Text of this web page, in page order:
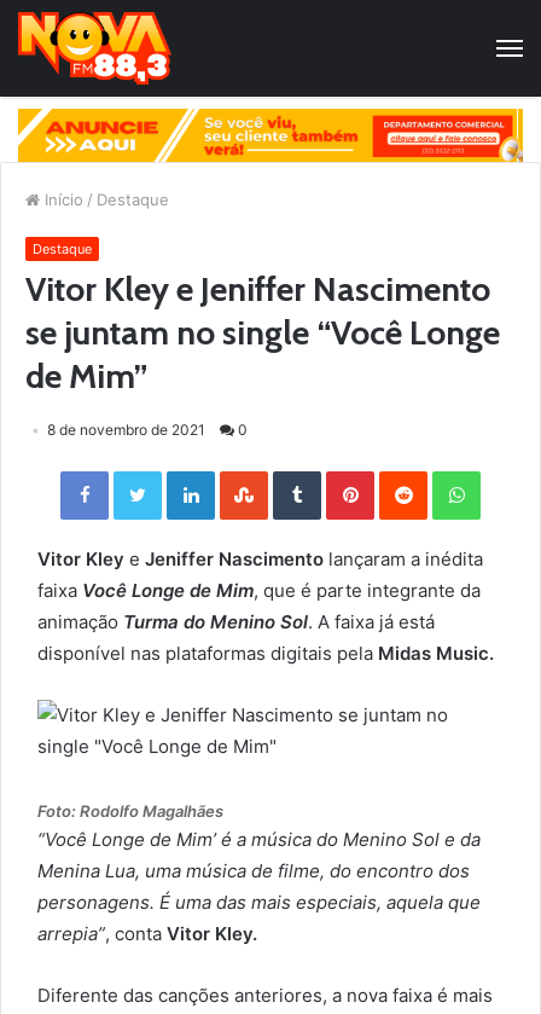
Início / Destaque
Destaque
Vitor Kley e Jeniffer Nascimento
se juntam no single “Você Longe
de Mim”
8 de novembro de 2021 0
Facebook Twitter LinkedIn StumbleUpon Tumblr Pinterest Reddit
Vitor Kley e Jeniffer Nascimento lançaram a inédita
faixa Você Longe de Mim, que é parte integrante da
animação Turma do Menino Sol. A faixa já está
disponível nas plataformas digitais pela Midas Music.
Foto: Rodolfo Magalhães
“Você Longe de Mim’ é a música do Menino Sol e da
Menina Lua, uma música de filme, do encontro dos
personagens. É uma das mais especiais, aquela que
arrepia”, conta Vitor Kley.
Diferente das canções anteriores, a nova faixa é mais